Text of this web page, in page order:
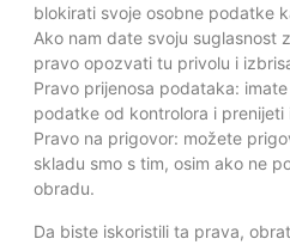
blokirati svoje osobne podatke
Ako nam date svoju suglasnost
pravo opozvati tu privolu i
Pravo prijenosa podataka:
podatke od kontrolora i
Pravo na prigovor: možete
skladu smo s tim, osim ako ne
obradu.
Da biste iskoristili ta prava,